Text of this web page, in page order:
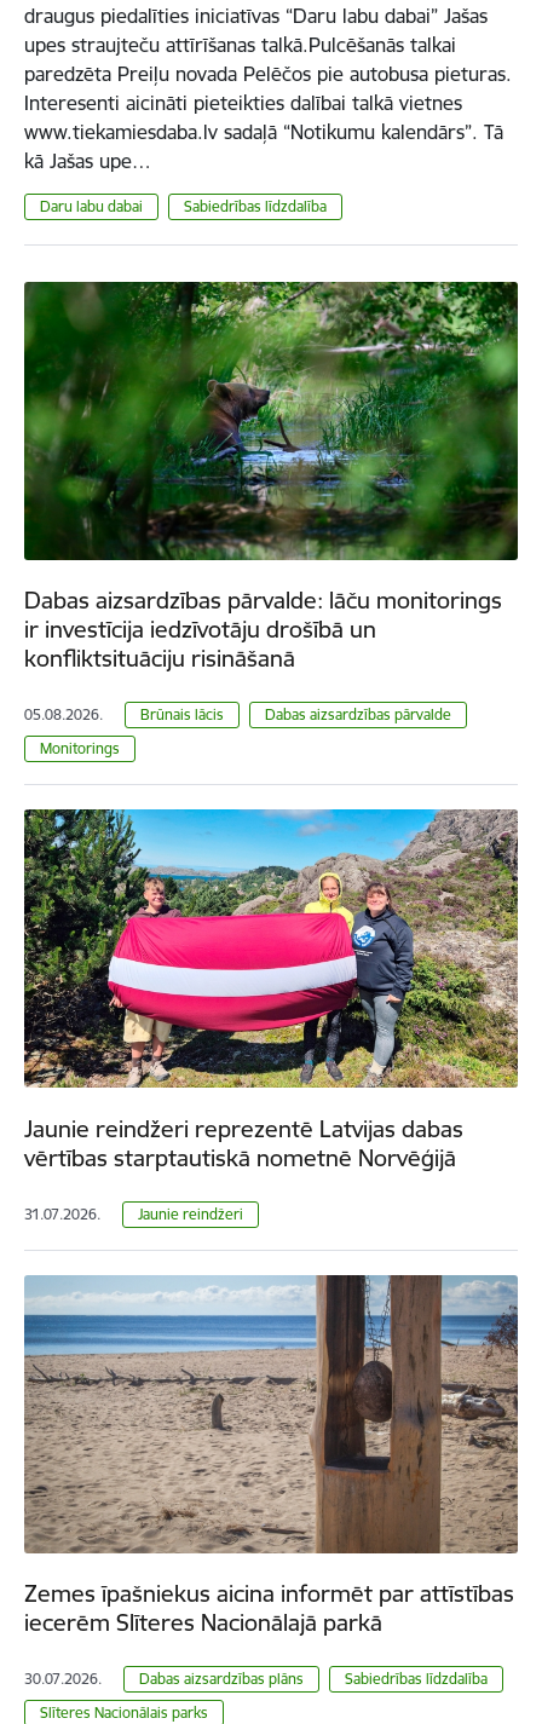
draugus piedalīties iniciatīvas “Daru labu dabai” Jašas
upes straujteču attīrīšanas talkā.Pulcēšanās talkai
paredzēta Preiļu novada Pelēčos pie autobusa pieturas.
Interesenti aicināti pieteikties dalībai talkā vietnes
www.tiekamiesdaba.lv sadaļā “Notikumu kalendārs”. Tā
kā Jašas upe…
Daru labu dabai Sabiedrības līdzdalība
Dabas aizsardzības pārvalde: lāču monitorings
ir investīcija iedzīvotāju drošībā un
konfliktsituāciju risināšanā
05.08.2026. Brūnais lācis
Dabas aizsardzības pārvalde
Monitorings
Jaunie reindžeri reprezentē Latvijas dabas
vērtības starptautiskā nometnē Norvēģijā
31.07.2026. Jaunie reindžeri
Zemes īpašniekus aicina informēt par attīstības
iecerēm Slīteres Nacionālajā parkā
30.07.2026. Dabas aizsardzības plāns
Sabiedrības līdzdalība
Slīteres Nacionālais parks